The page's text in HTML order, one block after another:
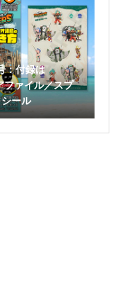
：付録は
ァイル／スプ
ール